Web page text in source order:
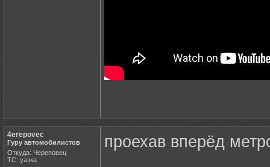
4erepovec
Гуру автомобилистов
Откуда: Череповец
ТС: уазка
проехав вперёд